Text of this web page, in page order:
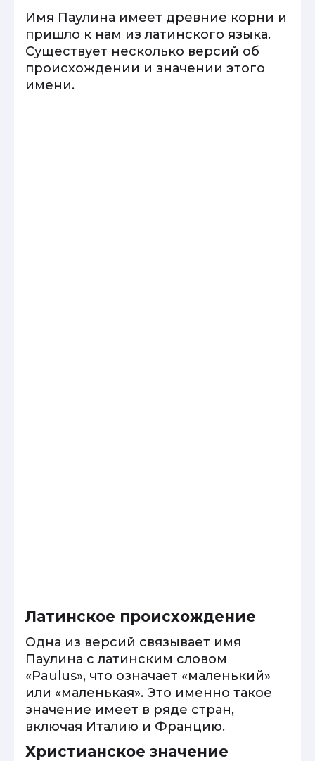
Имя Паулина имеет древние корни и
пришло к нам из латинского языка.
Существует несколько версий об
происхождении и значении этого
имени.
Латинское происхождение
Одна из версий связывает имя
Паулина с латинским словом
«Paulus», что означает «маленький»
или «маленькая». Это именно такое
значение имеет в ряде стран,
включая Италию и Францию.
Христианское значение